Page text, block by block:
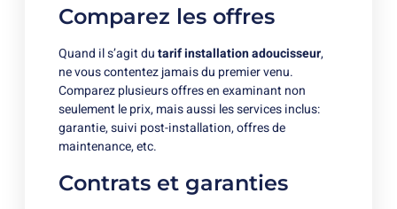
Comparez les offres
Quand il s’agit dutarif installation adoucisseur,
ne vous contentez jamais du premier venu.
Comparez plusieurs offres en examinant non
seulement le prix, mais aussi les services inclus:
garantie, suivi post-installation, offres de
maintenance, etc.
Contrats et garanties